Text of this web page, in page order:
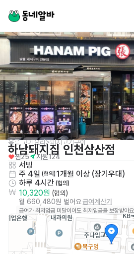
육류,고기요리>돼지고기구이
하남돼지집 인천삼산점
찜25 지원124
서빙
주 4일 (협의) 1개월 이상 (장기우대)
하루 4시간 (협의)
10,320원 (협의)
월 660,480원 벌어요급여계산기
급여가 최저임금 미달이어도 최저임금을 보장받아요